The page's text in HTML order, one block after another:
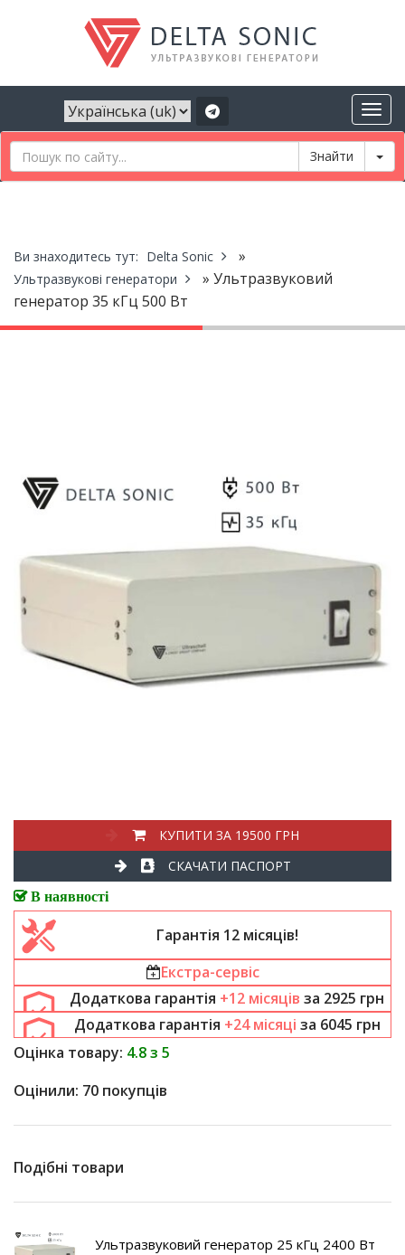
Ви знаходитесь тут: Delta Sonic »
Ультразвукові генератори
» Ультразвуковий
генератор 35 кГц 500 Вт
КУПИТИ ЗА 19500 ГРН
СКАЧАТИ ПАСПОРТ
В наявності
Гарантія 12 місяців!
Екстра-сервіс
Додаткова гарантія +12 місяців за 2925 грн
Додаткова гарантія +24 місяці за 6045 грн
Оцінка товару: 4.8 з 5
Оцінили: 70 покупців
Подібні товари
Ультразвуковий генератор 25 кГц 2400 Вт